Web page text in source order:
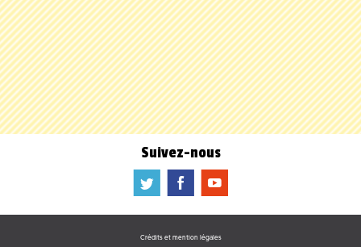
Suivez-nous
a b f
Crédits et mention légales